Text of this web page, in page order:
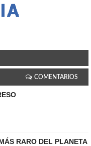
COMENTARIOS
RARO DEL PLANETA